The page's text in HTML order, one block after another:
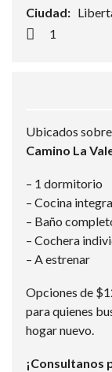
Ciudad:
1
Ubicados sobre
Camino La
– 1 dormitorio
– Cocina
– Baño
– Cochera
– A estrenar
Opciones de
para quienes
hogar nuevo.
¡Consultanos